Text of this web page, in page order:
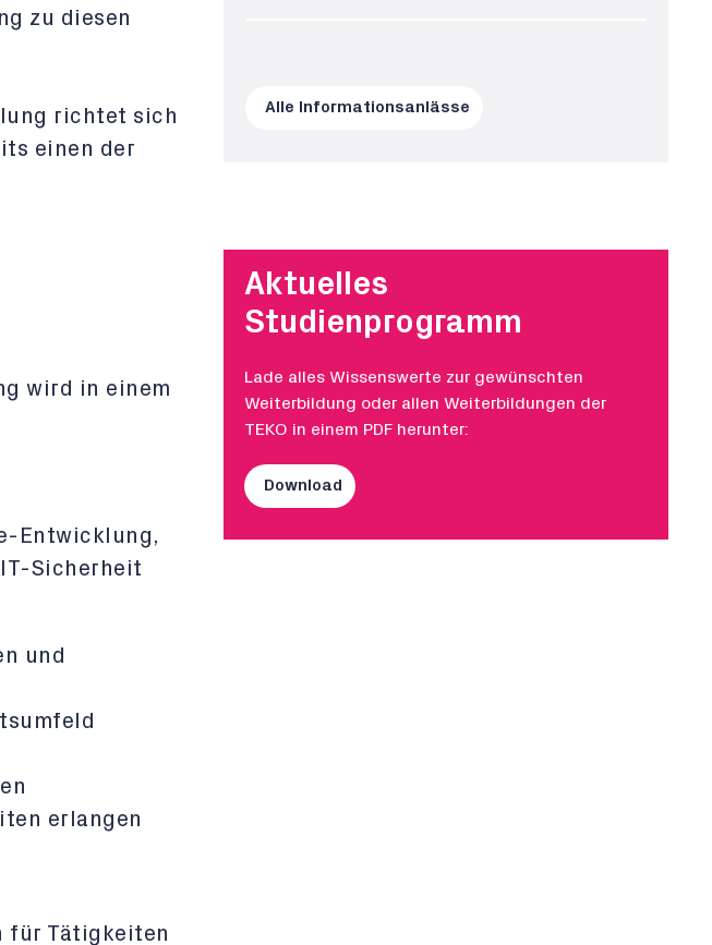
zu diesen
richtet sich
einen der
wird in einem
Entwicklung,
Sicherheit
und
erlangen
für Tätigkeiten
Alle Informationsanlässe
Aktuelles
Studienprogramm
Lade alles Wissenswerte zur gewünschten
Weiterbildung oder allen Weiterbildungen der
TEKO in einem PDF herunter:
Download